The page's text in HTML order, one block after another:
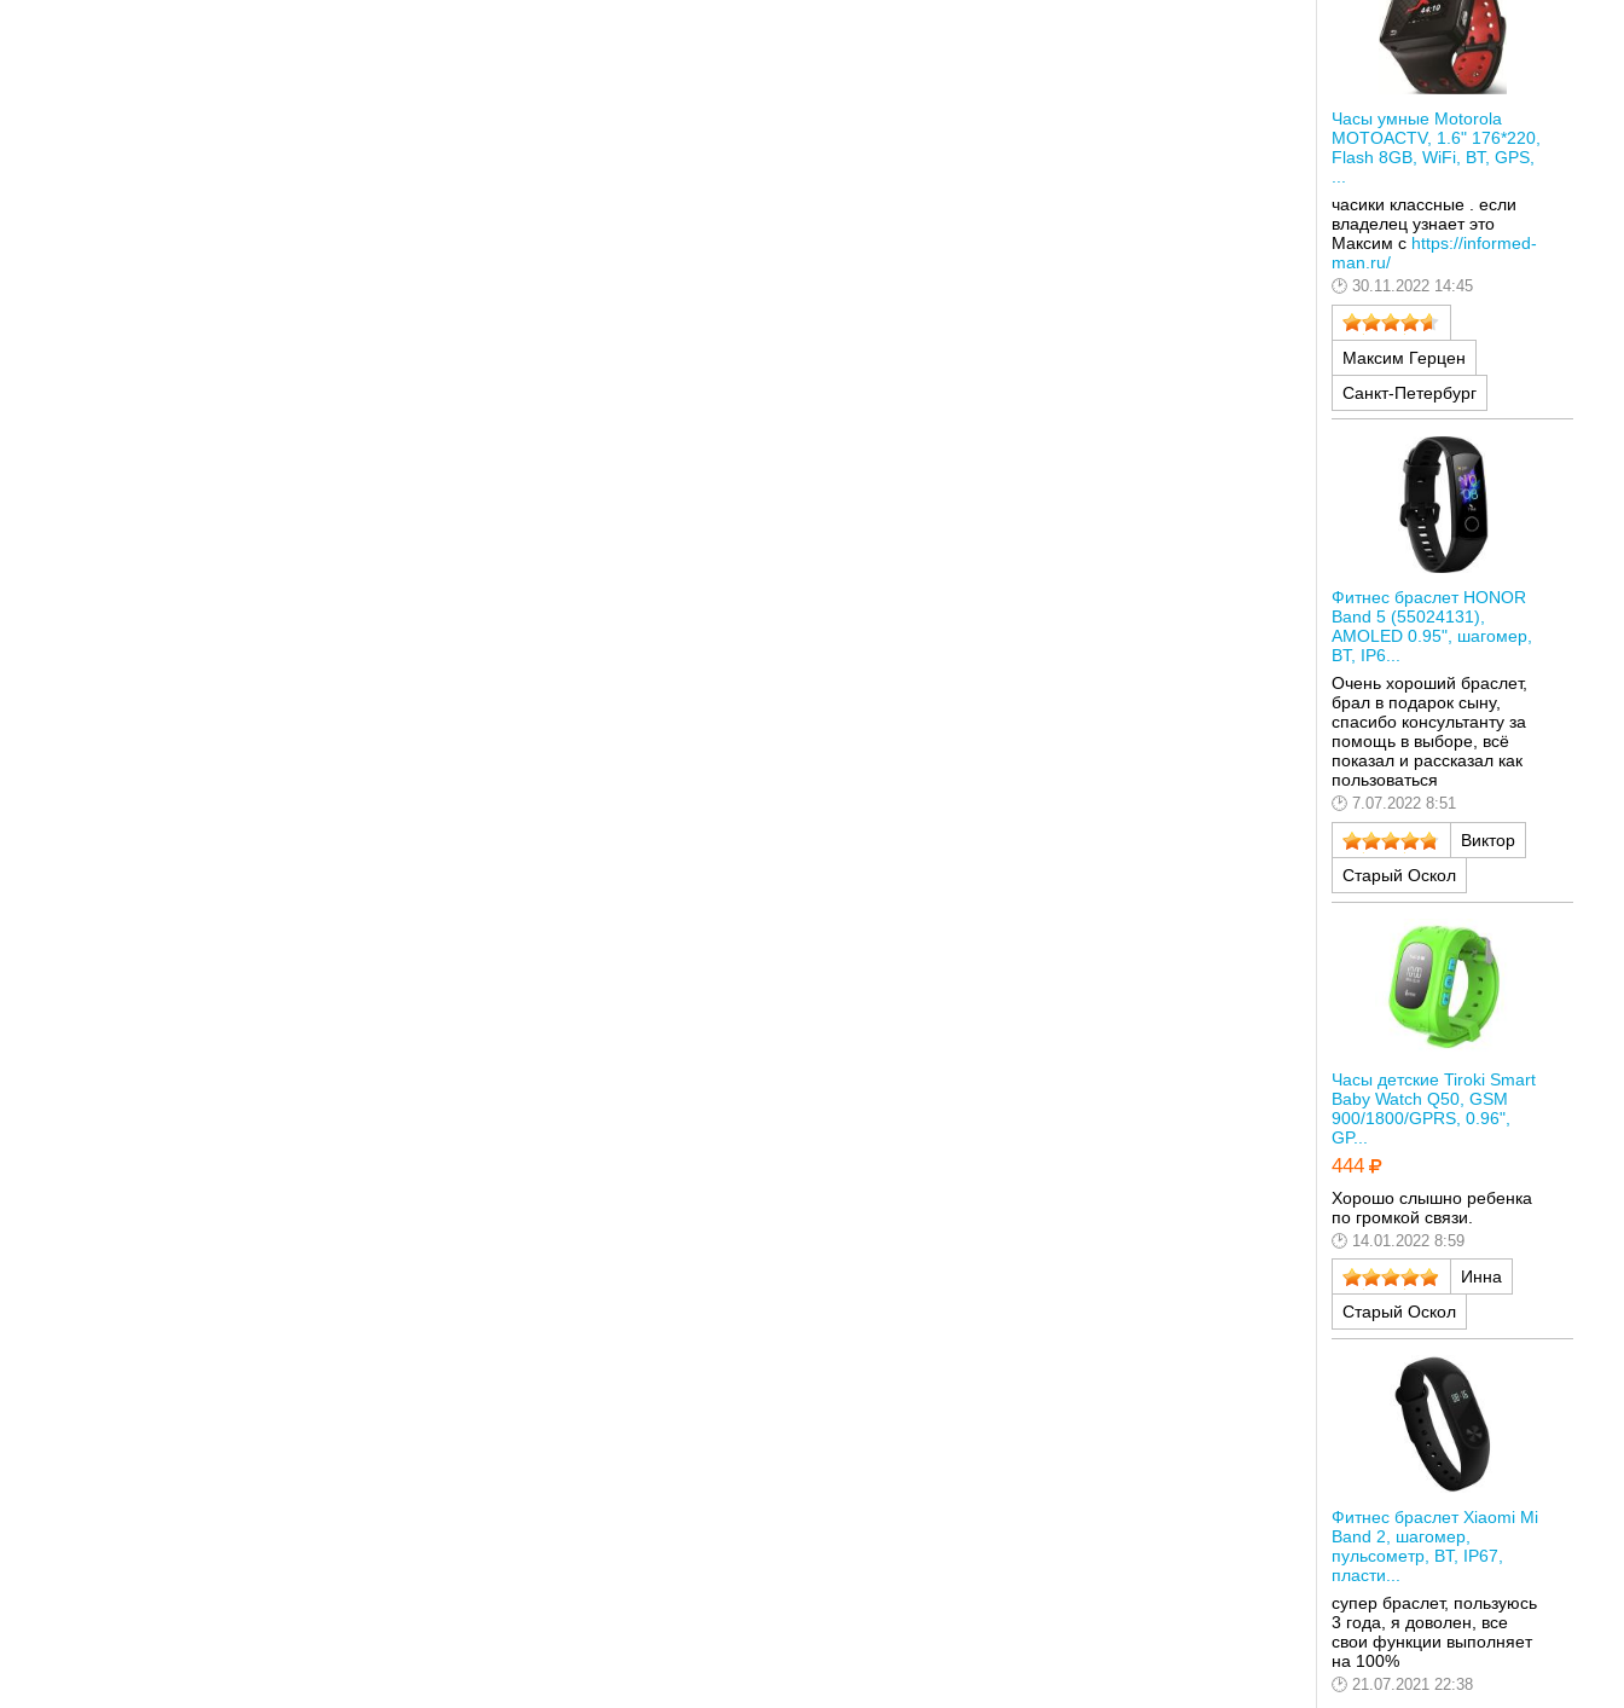
Часы умные Motorola
MOTOACTV, 1.6" 176*220,
Flash 8GB, WiFi, BT, GPS,
часики классные . если
владелец узнает это
Максим с https://informed-
man.ru/
30.11.2022 14:45
Максим Герцен
Санкт-Петербург
Фитнес браслет HONOR
Band 5 (55024131),
AMOLED 0.95", шагомер,
BT, IP6...
Очень хороший браслет,
брал в подарок сыну,
спасибо консультанту за
помощь в выборе, всё
показал и рассказал как
пользоваться
7.07.2022 8:51
Виктор
Старый Оскол
Часы детские Tiroki Smart
Baby Watch Q50, GSM
900/1800/GPRS, 0.96",
GP...
444
Хорошо слышно ребенка
по громкой связи.
14.01.2022 8:59
Инна
Старый Оскол
Фитнес браслет Xiaomi Mi
Band 2, шагомер,
пульсометр, BT, IP67,
пласти...
супер браслет, пользуюсь
3 года, я доволен, все
свои функции выполняет
на 100%
21.07.2021 22:38